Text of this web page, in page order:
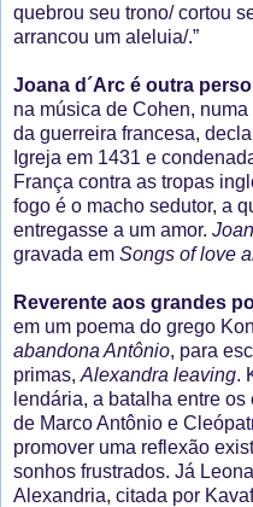
quebrou seu trono/ cortou
arrancou um aleluia/.”
Joana d´Arc é outra
na música de Cohen,
da guerreira francesa,
Igreja em 1431 e
França contra as tropas
fogo é o macho sedutor, a
entregasse a um amor.
gravada em Songs of love
Reverente aos grandes
em um poema do grego
abandona Antônio, para
primas, Alexandra leaving.
lendária, a batalha entre
de Marco Antônio e
promover uma reflexão
sonhos frustrados. Já
Alexandria, citada por